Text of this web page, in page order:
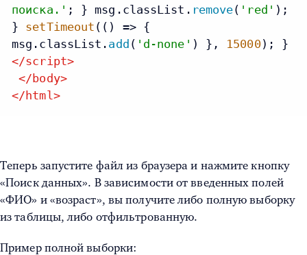
поиска.' ; } msg. classList . remove( 'red' );
} setTimeout ( () =>{
msg. classList . add ( 'd-none' ) }, 15000); }
</script>
</body>
</html >
Теперь запустите файл из браузера и нажмите кнопку
«Поиск данных». В зависимости от введенных полей
«ФИО» и «возраст», вы получите либо полную выборку
из таблицы, либо отфильтрованную.
Пример полной выборки: